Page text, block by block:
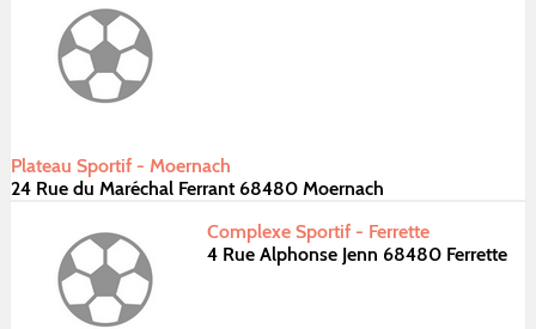
Plateau Sportif - Moernach
24 Rue du Maréchal Ferrant 68480 Moernach
Complexe Sportif - Ferrette
4 Rue Alphonse Jenn 68480 Ferrette